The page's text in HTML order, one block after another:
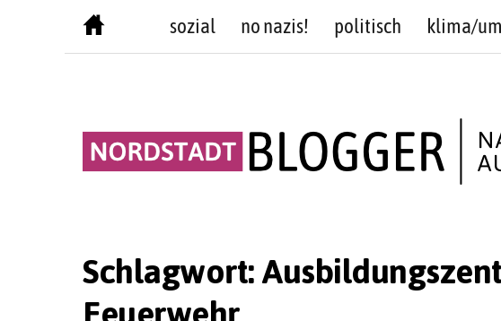
sozial no nazis! politisch klima/
Schlagwort:
Feuerwehr